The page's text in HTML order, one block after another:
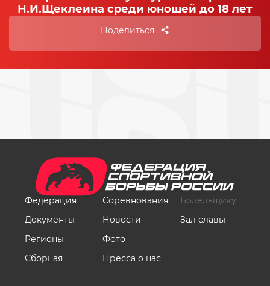
Н.И.Щеклеина среди юношей до 18 лет
Поделиться
Федерация
Документы
Регионы
Сборная
Соревнования
Новости
Фото
Пресса о нас
Болельщику
Зал славы